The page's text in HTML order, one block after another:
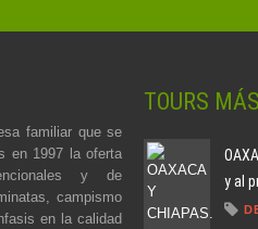
familiar que se
en 1997 la oferta
y de
campismo
en la calidad
TOURS
y al